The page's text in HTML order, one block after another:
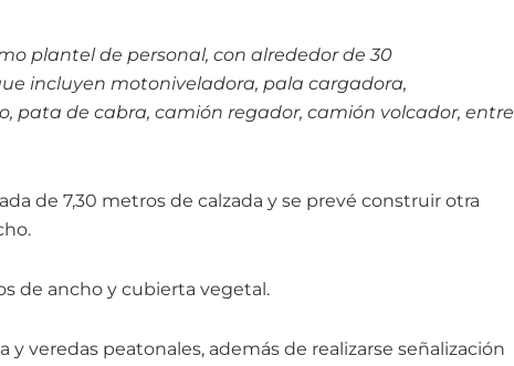
plantel de personal, con alrededor de 30
incluyen motoniveladora, pala cargadora,
pata de cabra, camión regador, camión volcador, entre
de 7,30 metros de calzada y se prevé construir otra
de ancho y cubierta vegetal.
veredas peatonales, además de realizarse señalización